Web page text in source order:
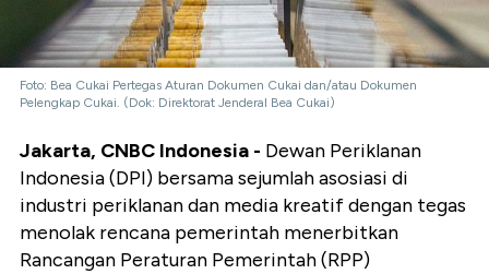
Foto: Bea Cukai Pertegas Aturan Dokumen Cukai dan/atau Dokumen
Pelengkap Cukai. (Dok: Direktorat Jenderal Bea Cukai)
Jakarta, CNBC Indonesia - Dewan Periklanan
Indonesia (DPI) bersama sejumlah asosiasi di
industri periklanan dan media kreatif dengan tegas
menolak rencana pemerintah menerbitkan
Rancangan Peraturan Pemerintah (RPP)